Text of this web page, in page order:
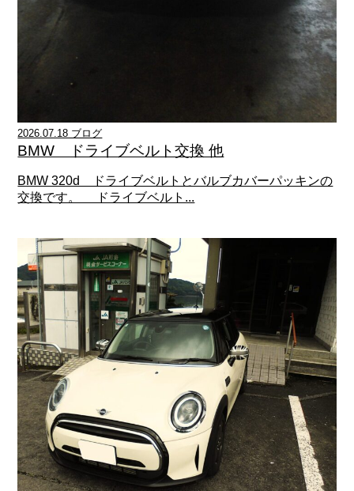
2026.07.18 ブログ
BMW ドライブベルト交換 他
BMW 320d ドライブベルトとバルブカバーパッキンの
交換です。 ドライブベルト...